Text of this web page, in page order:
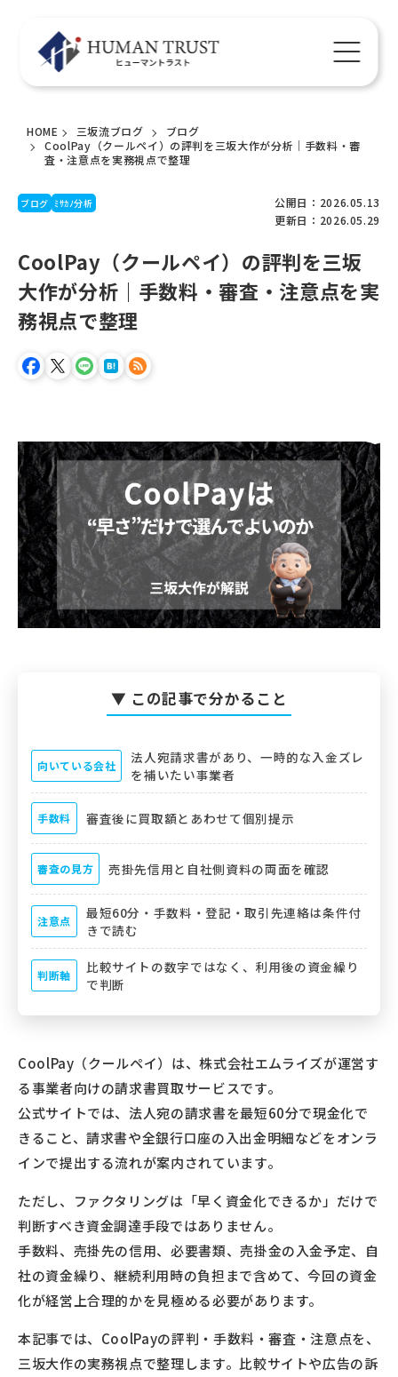
HOME 三坂流ブログ
ブログ
CoolPay（クールペイ）の評判を三坂大作が分析｜手数料・審
査・注意点を実務視点で整理
ブログ ﾐｻｶﾉ分析
公開日：2026.05.13
更新日：2026.05.29
CoolPay（クールペイ）の評判を三坂
大作が分析｜手数料・審査・注意点を実
務視点で整理
▼ この記事で分かること
向いている会社
法人宛請求書があり、一時的な入金ズレ
を補いたい事業者
手数料 審査後に買取額とあわせて個別提示
審査の見方 売掛先信用と自社側資料の両面を確認
注意点
最短60分・手数料・登記・取引先連絡は条件付
きで読む
判断軸
比較サイトの数字ではなく、利用後の資金繰り
で判断
CoolPay（クールペイ）は、株式会社エムライズが運営す
る事業者向けの請求書買取サービスです。
公式サイトでは、法人宛の請求書を最短60分で現金化で
きること、請求書や全銀行口座の入出金明細などをオンラ
インで提出する流れが案内されています。
ただし、ファクタリングは「早く資金化できるか」だけで
判断すべき資金調達手段ではありません。
手数料、売掛先の信用、必要書類、売掛金の入金予定、自
社の資金繰り、継続利用時の負担まで含めて、今回の資金
化が経営上合理的かを見極める必要があります。
本記事では、CoolPayの評判・手数料・審査・注意点を、
三坂大作の実務視点で整理します。比較サイトや広告の訴